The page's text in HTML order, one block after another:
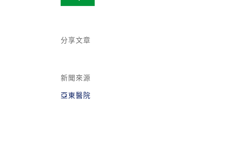
分享文章
新聞來源
亞東醫院